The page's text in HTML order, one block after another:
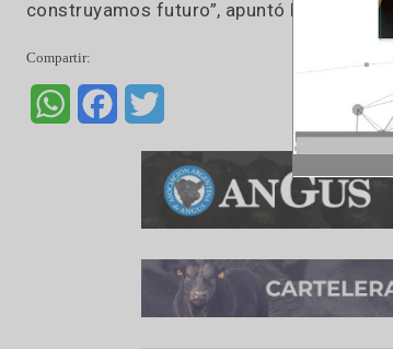
los rellenos sanitarios y basurales
En este sentido, la diputada explicó
responsables de las empresas del
El detalle de la norma establece
Carbono Equivalente) emitidos en
“Desde CRA necesitamos —y
ocurrencias desconectadas de la
construyamos futuro”, apuntó la